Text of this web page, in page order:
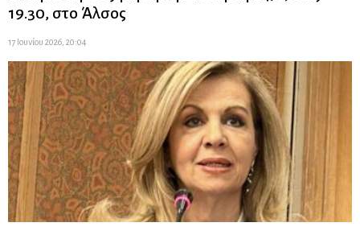
19.30, στο Άλσος
17 Ιουνίου 2026, 20:04